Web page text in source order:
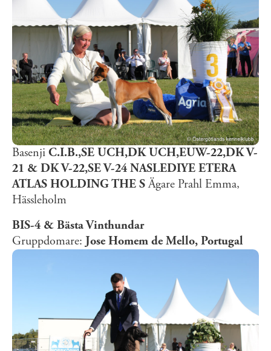
Basenji C.I.B.,SE UCH,DK UCH,EUW-22,DK V-
21 & DK V-22,SE V-24 NASLEDIYE ETERA
ATLAS HOLDING THE SÄgare Prahl Emma,
Hässleholm
BIS-4 & Bästa Vinthundar
Gruppdomare: Jose Homem de Mello, Portugal